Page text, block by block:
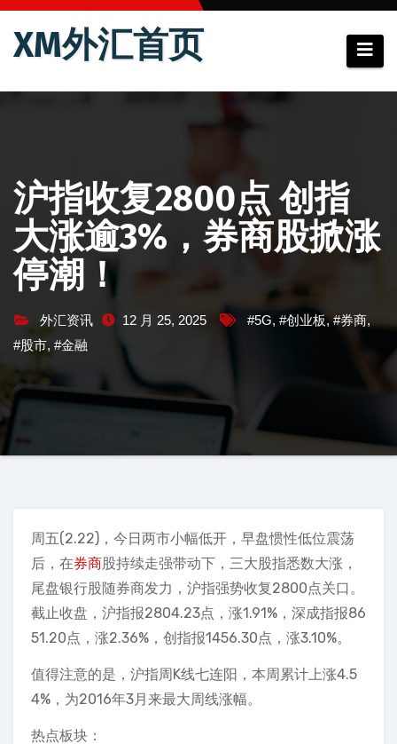
跳
XM外汇首页
沪指收复2800点 创指
大涨逾3%，券商股掀涨
停潮！
外汇资讯 12 月 25, 2025 #5G, #创业板,#券商,
#股市, #金融
周五(2.22)，今日两市小幅低开，早盘惯性低位震荡
后，在券商股持续走强带动下，三大股指悉数大涨，
尾盘银行股随券商发力，沪指强势收复2800点关口。
截止收盘，沪指报2804.23点，涨1.91%，深成指报86
51.20点，涨2.36%，创指报1456.30点，涨3.10%。
值得注意的是，沪指周K线七连阳，本周累计上涨4.5
4%，为2016年3月来最大周线涨幅。
热点板块：